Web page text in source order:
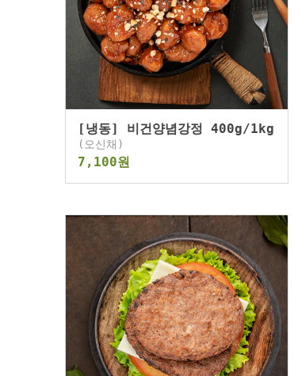
[냉동] 비건양념강정 400g/1kg
(오신채)
7,100원